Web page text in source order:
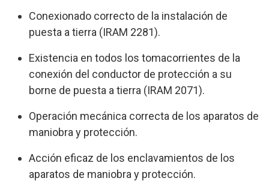
Conexionado correcto de la instalación de
puesta a tierra (IRAM 2281).
Existencia en todos los tomacorrientes de la
conexión del conductor de protección a su
borne de puesta a tierra (IRAM 2071).
Operación mecánica correcta de los aparatos de
maniobra y protección.
Acción eficaz de los enclavamientos de los
aparatos de maniobra y protección.